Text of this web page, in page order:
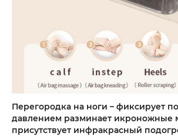
Перегородка на ноги – фиксирует
давлением разминает
присутствует инфракрасный